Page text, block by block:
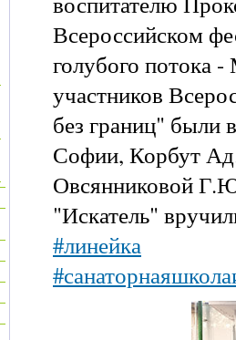
Всероссийском
голубого потока
участников
без границ" были
Софии, Корбут
Овсянниковой
"Искатель"
#линейка